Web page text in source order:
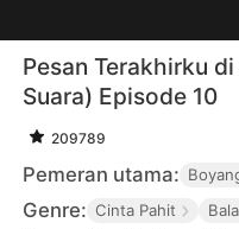
Pesan Terakhirku
Suara) Episode 10
209789
Pemeran utama:
Genre: Cinta Pahit